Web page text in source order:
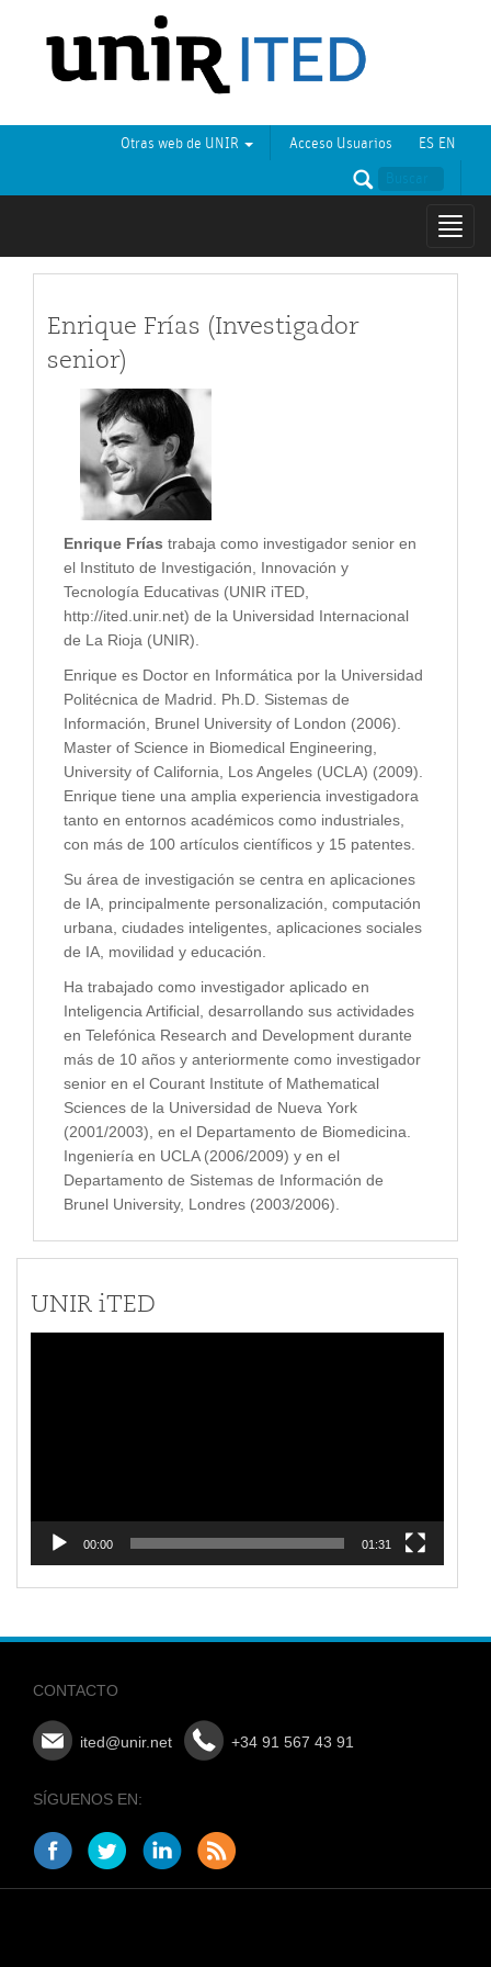
ES EN
Acceso Usuarios
Otras web de UNIR
Enrique Frías (Investigador
senior)
Enrique Frías trabaja como investigador senior en
el Instituto de Investigación, Innovación y
Tecnología Educativas (UNIR iTED,
http://ited.unir.net) de la Universidad Internacional
de La Rioja (UNIR).
Enrique es Doctor en Informática por la Universidad
Politécnica de Madrid. Ph.D. Sistemas de
Información, Brunel University of London (2006).
Master of Science in Biomedical Engineering,
University of California, Los Angeles (UCLA) (2009).
Enrique tiene una amplia experiencia investigadora
tanto en entornos académicos como industriales,
con más de 100 artículos científicos y 15 patentes.
Su área de investigación se centra en aplicaciones
de IA, principalmente personalización, computación
urbana, ciudades inteligentes, aplicaciones sociales
de IA, movilidad y educación.
Ha trabajado como investigador aplicado en
Inteligencia Artificial, desarrollando sus actividades
en Telefónica Research and Development durante
más de 10 años y anteriormente como investigador
senior en el Courant Institute of Mathematical
Sciences de la Universidad de Nueva York
(2001/2003), en el Departamento de Biomedicina.
Ingeniería en UCLA (2006/2009) y en el
Departamento de Sistemas de Información de
Brunel University, Londres (2003/2006).
UNIR iTED
00:00 01:31
CONTACTO
ited@unir.net +34 91 567 43 91
SÍGUENOS EN: